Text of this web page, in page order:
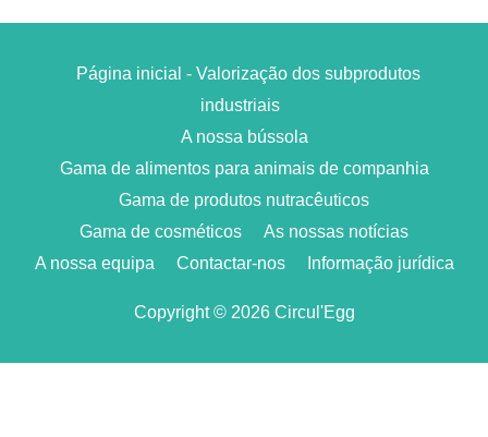
Página inicial - Valorização dos subprodutos
industriais
A nossa bússola
Gama de alimentos para animais de companhia
Gama de produtos nutracêuticos
Gama de cosméticos
As nossas notícias
A nossa equipa
Contactar-nos Informação jurídica
Copyright © 2026 Circul'Egg